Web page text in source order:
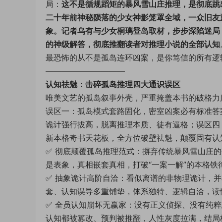
局： 这不是循规蹈矩的暴风雪山庄推理，是彻底
二十年前神秘陨落的少女神影笼罩全域，一众旧
象。记者乌有与少女桐璃登岛取材，步步深陷迷
的神级解答，彻底推翻读者对推理小说的全部认知
最恐怖的从不是孤岛连环凶案，是你笃信的所有
——————————
认知祛魅：击碎孤岛推理四大通识误区
唯美文艺的孤岛叙事外壳，严重掩盖本书的破格
误区一：孤岛模式套路固化，密室凶案必有标准
诡计强行拔高，脱离推理本质、徒有逼格；误区
新本格奇书天花板，全方位破壁祛魅，颠覆固有认
✅ 彻底颠覆孤岛推理范式：摒弃传统暴风雪山庄
是表象，真相嵌套真相，打破“一案一解”的本格铁
✅ 抽象诡计高阶自洽：看似离谱的非物理诡计，
套、认知误导多重铺垫，体系独特、逻辑自洽，
✅ 全员认知崩坏无赢家：没有正义侦探、没有纯
认知都被篡改、预判被推翻，人性灰度拉满，结